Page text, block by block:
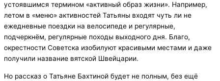
устоявшимся термином «активный образ жизни». Например,
летом в «меню» активностей Татьяны входят чуть ли не
ежедневные поездки на велосипеде и регулярные,
подчеркнём, регулярные походы выходного дня. Благо,
окрестности Советска изобилуют красивыми местами и даже
получили название вятской Швейцарии.
Но рассказ о Татьяне Бахтиной будет не полным, без ещё